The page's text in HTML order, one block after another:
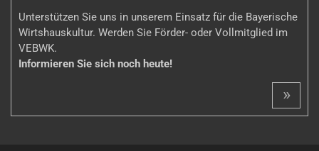
Unterstützen Sie uns in unserem Einsatz für die Bayerische
Wirtshauskultur. Werden Sie Förder- oder Vollmitglied im
VEBWK.
Informieren Sie sich noch heute!
»